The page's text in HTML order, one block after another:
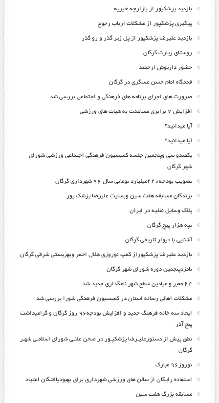
بازدید پزشکپور از بازارچه خیریه
پیگیری پزشکپور از مشکلات ارباب رجوع
بازدید علیرضا پزشکپور از پل زیر گذر و رو گذر
روستای زیارت گرگان
حضور داریوش ارجمند
قدمگاه امام حسن عسگری در گرگان
ضرورت های اجرای برنامه های فرهنگی و اجتماعی بررسی شد
افزایش ۷ برابری مساعدت به هیات های ورزشی
آیا میدانید؟
آیا میدانید؟
یکصدو سی وپنجمین جلسه کمیسیون فرهنگی اجتماعی ورزشی شورای
شهر گرگان
تصویب بودجه۲۲۰میلیارد تومانی سال ۹۶ شهرداری گرگان
برندگان مسابقه هفت سین وبسایت علیرضا پزشک پور
پلاک وسایل نقلیه در ایران
تپه هزار پیچ گرگان
آشنایی با دیوار تاریخی گرگان
بازدید علیرضا پزشکپوراز کمپ نوروزی هلال احمر وبهزیستی شرقی گرگان
نامزدپنجمین دوره شورای شهر گرگان
۲۴ معبر و میادین سطح شهر نامگذاری جدید شد
مشکلات اهالی رسانه استان در کمیسیون فرهنگی شورا بررسی شد
ایجاد سه خانه فرهنگ جدید و افزایش بودجه۹۶ روز گرگان و گرامیداشت
پنج آذر
نطق پیش از دستورعلیـرضا پزشکپـور در صحن علنـی شورای اسلامـی شهـر
گرگان
نوروز۹۶ مبارک
استفاده رایگان از سالن های ورزشی شهرداری برای بهبودیافتگان اعتیاد
مسابقه بزرگ هفت سین